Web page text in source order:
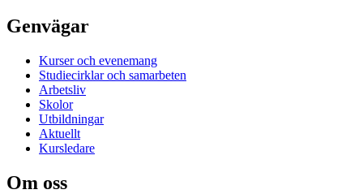
Genvägar
Kurser och evenemang
Studiecirklar och samarbeten
Arbetsliv
Skolor
Utbildningar
Aktuellt
Kursledare
Om oss